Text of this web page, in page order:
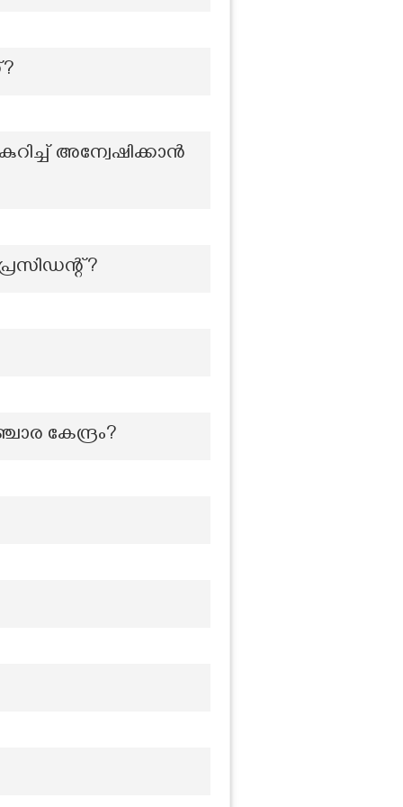
അന്വേഷിക്കാൻ
കേന്ദ്രം?